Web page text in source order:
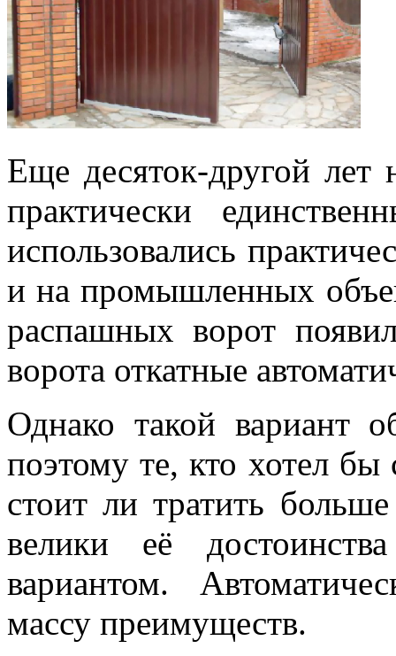
Еще десяток-другой
практически
использовались
и на промышленных
распашных ворот
ворота откатные
Однако такой вариант
поэтому те, кто хотел
стоит ли тратить
велики её
вариантом.
массу преимуществ.